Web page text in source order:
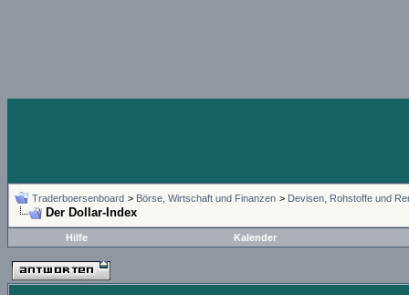
Traderboersenboard > Börse, Wirtschaft und Finanzen > Devisen, Rohstoffe und
Der Dollar-Index
Hilfe Kalender